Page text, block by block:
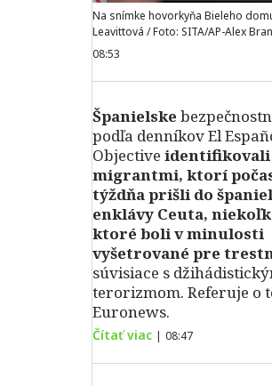
Na snímke hovorkyňa Bieleho
Leavittová / Foto: SITA/AP-Alex
08:53
Španielske
podľa denníkov El
Objective identifikovali
migrantmi, ktorí
týždňa prišli do
enklávy Ceuta,
ktoré boli v minulosti
vyšetrované pre
súvisiace s
terorizmom. Referuje o
Euronews.
Čítať viac | 08:47